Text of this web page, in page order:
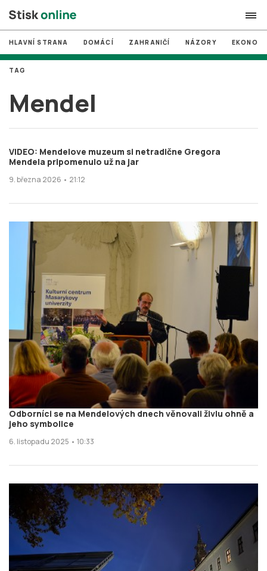
search
# MUNI
# Brno
# volby
login PŘIHLÁSIT SE
Zapomněli jste heslo?
HLAVNÍ STRANA DOMÁCÍ ZAHRANIČÍ NÁZORY
Mendel
TAG
VIDEO: Mendelove muzeum si netradične Gregora
Mendela pripomenulo už na jar
9. března 2026 • 21:12
Odborníci se na Mendelových dnech věnovali živlu ohně a
jeho symbolice
6. listopadu 2025 • 10:33